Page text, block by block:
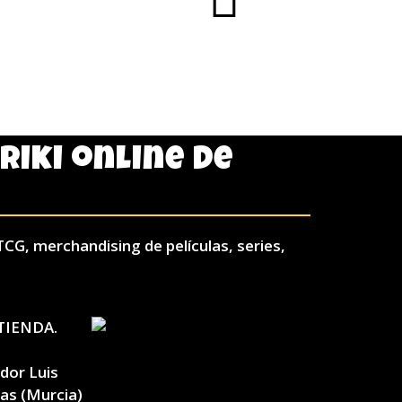
online de
merchandising de películas, series,
Luis
(Murcia)